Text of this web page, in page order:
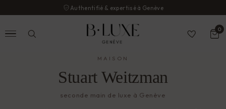
Authentifié & expertisé à Genève
0
MAISON
Stuart Weitzman
seconde main de luxe à Genève